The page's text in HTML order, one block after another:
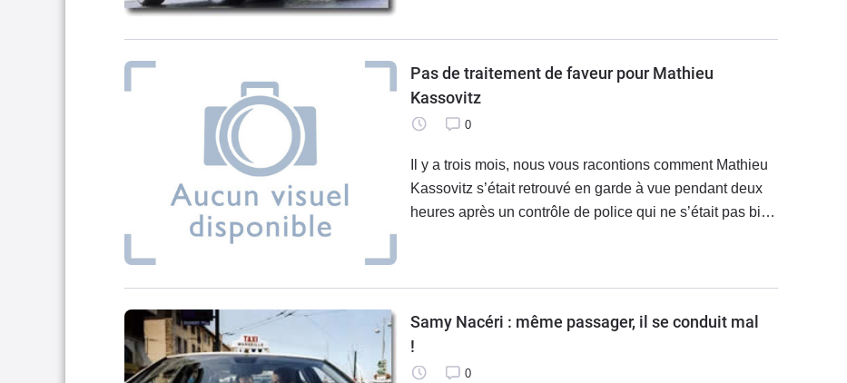
Pas de traitement de faveur pour Mathieu
Kassovitz
0
Il y a trois mois, nous vous racontions comment Mathieu
Kassovitz s’était retrouvé en garde à vue pendant deux
heures après un contrôle de police qui ne s’était pas bien
Samy Nacéri : même passager, il se conduit mal
!
0